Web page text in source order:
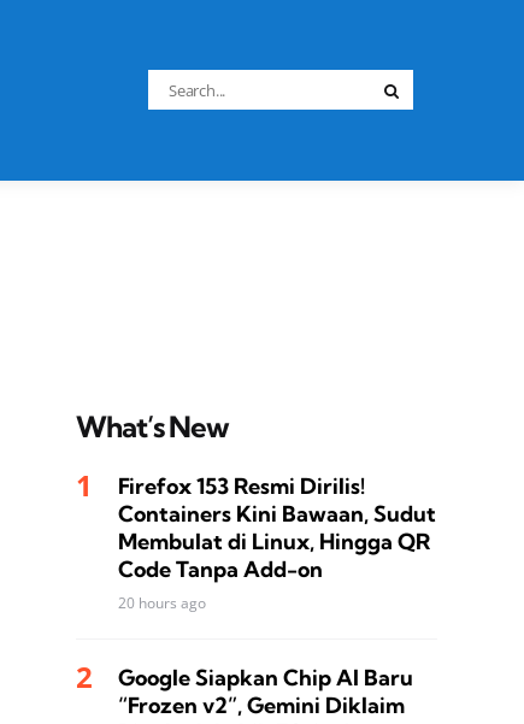
Search
for:
What’s New
Firefox 153 Resmi Dirilis!
Containers Kini Bawaan, Sudut
Membulat di Linux, Hingga QR
Code Tanpa Add-on
20 hours ago
Google Siapkan Chip AI Baru
“Frozen v2”, Gemini Diklaim